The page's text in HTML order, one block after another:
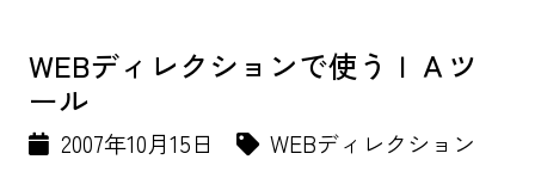
WEBディレクションで使うＩＡツ
ール
2007年10月15日
WEBディレクション